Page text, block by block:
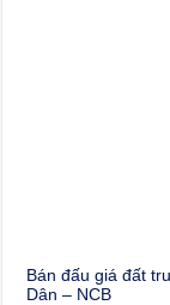
Bán đấu giá đất
Dân – NCB